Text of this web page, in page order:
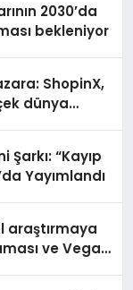
2030’da
bekleniyor
ShopinX,
dünya
Şarkı: “Kayıp
Yayımlandı
araştırmaya
ve Vegan